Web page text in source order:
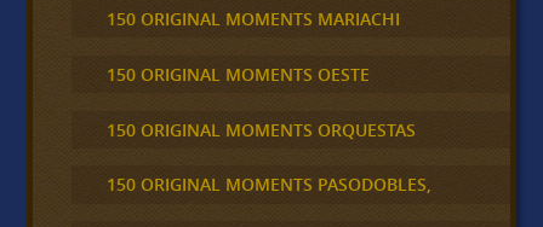
150 ORIGINAL MOMENTS MARIACHI
150 ORIGINAL MOMENTS OESTE
150 ORIGINAL MOMENTS ORQUESTAS
150 ORIGINAL MOMENTS PASODOBLES,